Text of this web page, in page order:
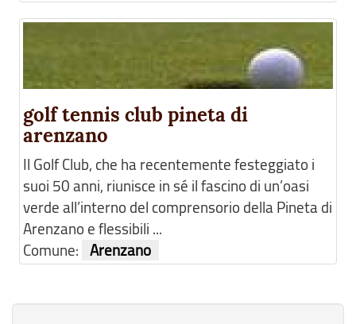
golf tennis club pineta di
arenzano
Il Golf Club, che ha recentemente festeggiato i
suoi 50 anni, riunisce in sé il fascino di un’oasi
verde all’interno del comprensorio della Pineta di
Arenzano e flessibili ...
Comune: Arenzano